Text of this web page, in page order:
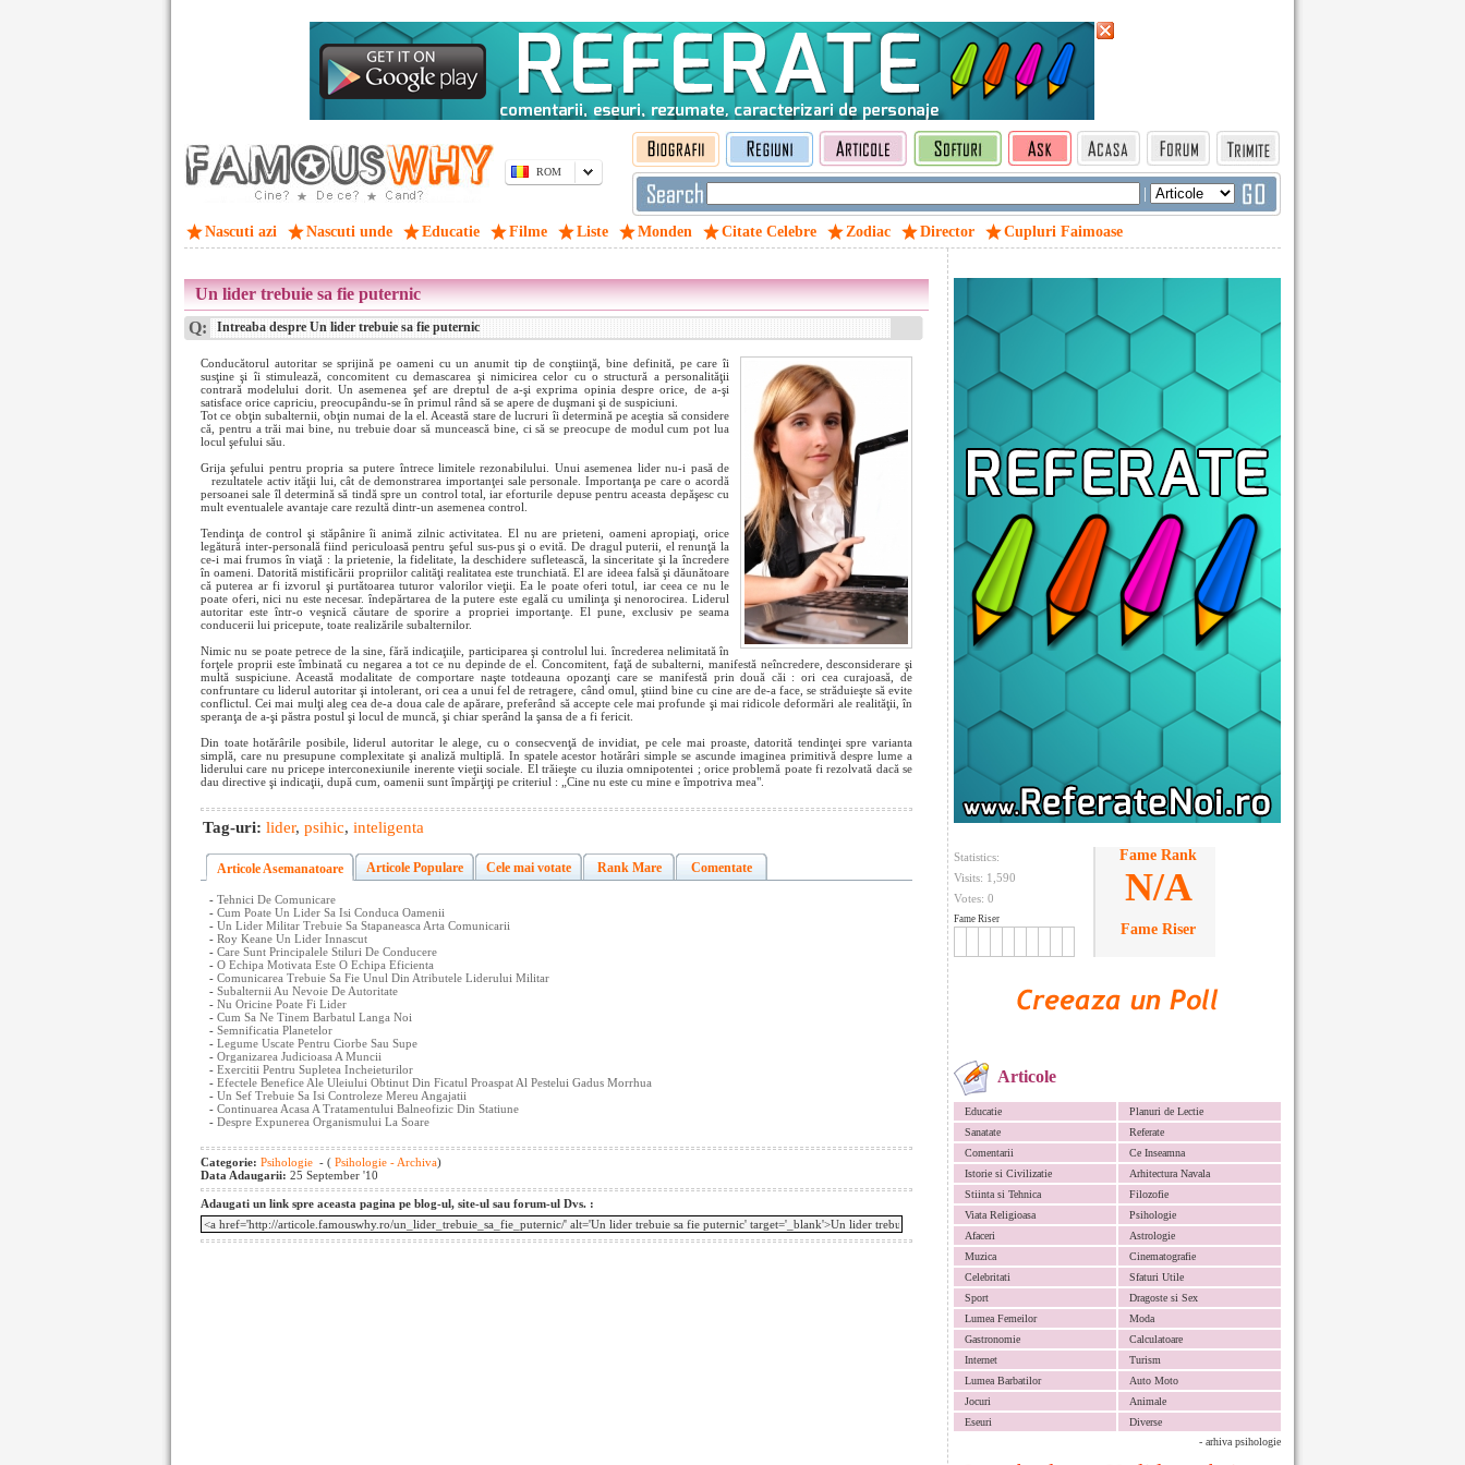
ROM
|
Nascuti azi Nascuti unde Educatie Filme Liste Monden Citate Celebre Zodiac Director Cupluri Faimoase
Statistics:
Visits: 1,590
Votes: 0
Fame Riser
Fame Rank
N/A
Fame Riser
Articole
Educatie
Planuri de Lectie
Sanatate
Referate
Comentarii
Ce Inseamna
Istorie si Civilizatie
Arhitectura Navala
Stiinta si Tehnica
Filozofie
Viata Religioasa
Psihologie
Afaceri
Astrologie
Muzica
Cinematografie
Celebritati
Sfaturi Utile
Sport
Dragoste si Sex
Lumea Femeilor
Moda
Gastronomie
Calculatoare
Internet
Turism
Lumea Barbatilor
Auto Moto
Jocuri
Animale
Eseuri
Diverse
- arhiva psihologie
Un lider trebuie sa fie puternic
Q: Intreaba despre Un lider trebuie sa fie puternic
Conducătorul autoritar se sprijină pe oameni cu un anumit tip de conştiinţă, bine definită, pe care îi
susţine şi îi stimulează, concomitent cu demascarea şi nimicirea celor cu o structură a personalităţii
contrară modelului dorit. Un asemenea şef are dreptul de a-şi exprima opinia despre orice, de a-şi
satisface orice capriciu, preocupându-se în primul rând să se apere de duşmani şi de suspiciuni.
Tot ce obţin subalternii, obţin numai de la el. Această stare de lucruri îi determină pe aceştia să considere
că, pentru a trăi mai bine, nu trebuie doar să muncească bine, ci să se preocupe de modul cum pot lua
locul şefului său.
Grija şefului pentru propria sa putere întrece limitele rezonabilului. Unui asemenea lider nu-i pasă de
rezultatele activităţii lui, cât de demonstrarea importanţei sale personale. Importanţa pe care o acordă
persoanei sale îl determină să tindă spre un control total, iar eforturile depuse pentru aceasta depăşesc cu
mult eventualele avantaje care rezultă dintr-un asemenea control.
Tendinţa de control şi stăpânire îi animă zilnic activitatea. El nu are prieteni, oameni apropiaţi, orice
legătură inter-personală fiind periculoasă pentru şeful sus-pus şi o evită. De dragul puterii, el renunţă la
ce-i mai frumos în viaţă : la prietenie, la fidelitate, la deschidere sufletească, la sinceritate şi la încredere
în oameni. Datorită mistificării propriilor calităţi realitatea este trunchiată. El are ideea falsă şi dăunătoare
că puterea ar fi izvorul şi purtătoarea tuturor valorilor vieţii. Ea le poate oferi totul, iar ceea ce nu le
poate oferi, nici nu este necesar. îndepărtarea de la putere este egală cu umilinţa şi nenorocirea. Liderul
autoritar este într-o veşnică căutare de sporire a propriei importanţe. El pune, exclusiv pe seama
conducerii lui pricepute, toate realizările subalternilor.
Nimic nu se poate petrece de la sine, fără indicaţiile, participarea şi controlul lui. încrederea nelimitată în
forţele proprii este îmbinată cu negarea a tot ce nu depinde de el. Concomitent, faţă de subalterni, manifestă neîncredere, desconsiderare şi
multă suspiciune. Această modalitate de comportare naşte totdeauna opozanţi care se manifestă prin două căi : ori cea curajoasă, de
confruntare cu liderul autoritar şi intolerant, ori cea a unui fel de retragere, când omul, ştiind bine cu cine are de-a face, se străduieşte să evite
conflictul. Cei mai mulţi aleg cea de-a doua cale de apărare, preferând să accepte cele mai profunde şi mai ridicole deformări ale realităţii, în
speranţa de a-şi păstra postul şi locul de muncă, şi chiar sperând la şansa de a fi fericit.
Din toate hotărârile posibile, liderul autoritar le alege, cu o consecvenţă de invidiat, pe cele mai proaste, datorită tendinţei spre varianta
simplă, care nu presupune complexitate şi analiză multiplă. In spatele acestor hotărâri simple se ascunde imaginea primitivă despre lume a
liderului care nu pricepe interconexiunile inerente vieţii sociale. El trăieşte cu iluzia omnipotentei ; orice problemă poate fi rezolvată dacă se
dau directive şi indicaţii, după cum, oamenii sunt împărţiţi pe criteriul : „Cine nu este cu mine e împotriva mea".
Tag-uri: lider, psihic, inteligenta
Articole Asemanatoare Articole Populare Cele mai votate Rank Mare Comentate
- Tehnici De Comunicare
- Cum Poate Un Lider Sa Isi Conduca Oamenii
- Un Lider Militar Trebuie Sa Stapaneasca Arta Comunicarii
- Roy Keane Un Lider Innascut
- Care Sunt Principalele Stiluri De Conducere
- O Echipa Motivata Este O Echipa Eficienta
- Comunicarea Trebuie Sa Fie Unul Din Atributele Liderului Militar
- Subalternii Au Nevoie De Autoritate
- Nu Oricine Poate Fi Lider
- Cum Sa Ne Tinem Barbatul Langa Noi
- Semnificatia Planetelor
- Legume Uscate Pentru Ciorbe Sau Supe
- Organizarea Judicioasa A Muncii
- Exercitii Pentru Supletea Incheieturilor
- Efectele Benefice Ale Uleiului Obtinut Din Ficatul Proaspat Al Pestelui Gadus Morrhua
- Un Sef Trebuie Sa Isi Controleze Mereu Angajatii
- Continuarea Acasa A Tratamentului Balneofizic Din Statiune
- Despre Expunerea Organismului La Soare
Categorie: Psihologie - ( Psihologie - Archiva)
Data Adaugarii: 25 September '10
Adaugati un link spre aceasta pagina pe blog-ul, site-ul sau forum-ul Dvs. :